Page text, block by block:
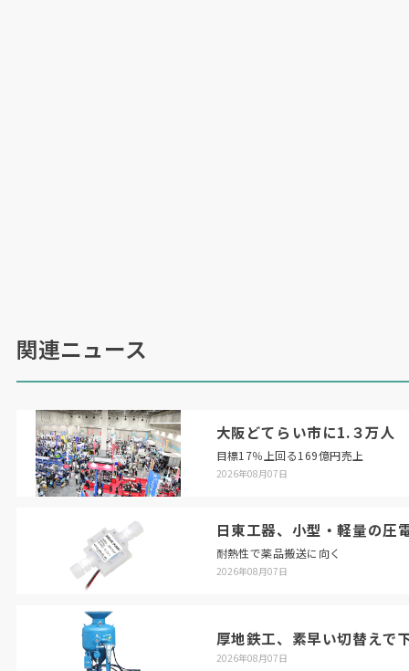
関連ニュース
大阪どてらい市に1.３万人
目標17％上回る169億円売上
2026年08月07日
日東工器、小型・軽量の圧
耐熱性で薬品搬送に向く
2026年08月07日
厚地鉄工、素早い切替えで
2026年08月07日